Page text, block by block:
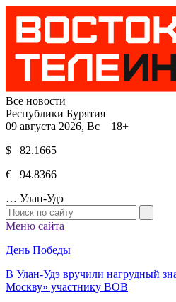
Все новости
Республики Бурятия
09 августа 2026, Вс 18+
$ 82.1665
€ 94.8366
… Улан-Удэ
Меню сайта
День Победы
В Улан-Удэ вручили нагрудный
Москву» участнику ВОВ